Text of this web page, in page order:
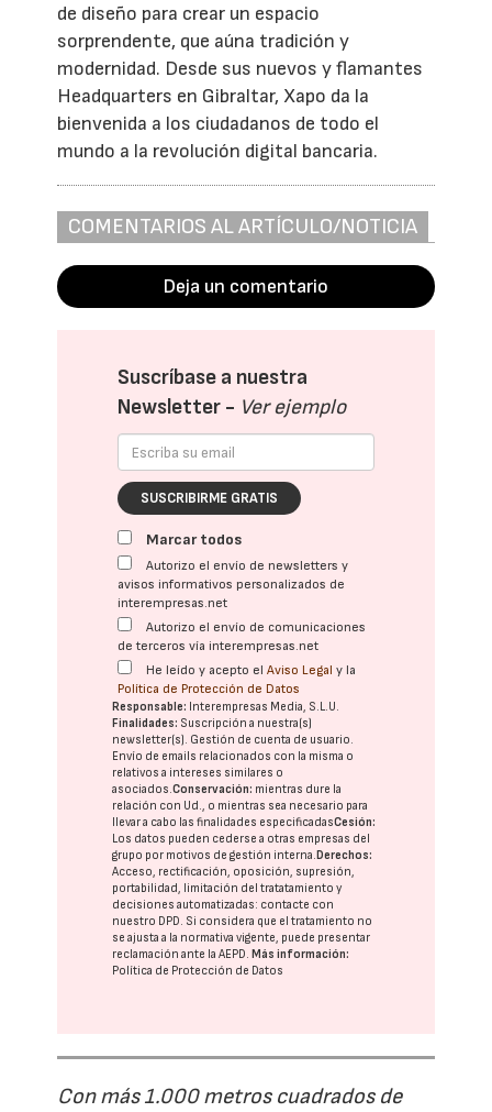
de diseño para crear un espacio
sorprendente, que aúna tradición y
modernidad. Desde sus nuevos y flamantes
Headquarters en Gibraltar, Xapo da la
bienvenida a los ciudadanos de todo el
mundo a la revolución digital bancaria.
COMENTARIOS AL ARTÍCULO/NOTICIA
Deja un comentario
Suscríbase a nuestra
Newsletter - Ver ejemplo
SUSCRIBIRME GRATIS
Marcar todos
Autorizo el envío de newsletters y
avisos informativos personalizados de
interempresas.net
Autorizo el envío de comunicaciones
de terceros vía interempresas.net
He leído y acepto elAviso Legal y la
Política de Protección de Datos
Responsable: Interempresas Media, S.L.U.
Finalidades: Suscripción a nuestra(s)
newsletter(s). Gestión de cuenta de usuario.
Envío de emails relacionados con la misma o
relativos a intereses similares o
asociados.Conservación: mientras dure la
relación con Ud., o mientras sea necesario para
llevar a cabo las finalidades especificadasCesión:
Los datos pueden cederse a otras empresas del
grupo por motivos de gestión interna. Derechos:
Acceso, rectificación, oposición, supresión,
portabilidad, limitación del tratatamiento y
decisiones automatizadas: contacte con
nuestro DPD. Si considera que el tratamiento no
se ajusta a la normativa vigente, puede presentar
reclamación ante laAEPD. Más información:
Política de Protección de Datos
Con más 1.000 metros cuadrados de